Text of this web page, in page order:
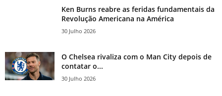
Ken Burns reabre as feridas fundamentais da
Revolução Americana na América
30 Julho 2026
O Chelsea rivaliza com o Man City depois de
contatar o...
30 Julho 2026